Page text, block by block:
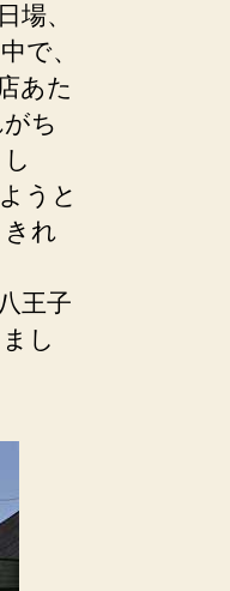
場、
で、
あた
ち
うと
れ
王子
し